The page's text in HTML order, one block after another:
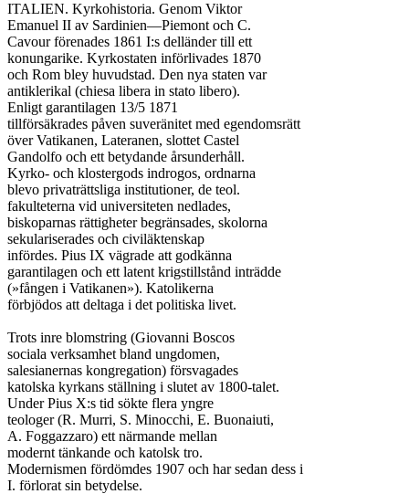
ITALIEN. Kyrkohistoria. Genom Viktor
Emanuel II av Sardinien—Piemont och C.
Cavour förenades 1861 I:s delländer till ett
konungarike. Kyrkostaten införlivades 1870
och Rom bley huvudstad. Den nya staten var
antiklerikal (chiesa libera in stato libero).
Enligt garantilagen 13/5 1871
tillförsäkrades påven suveränitet med egendomsrätt
över Vatikanen, Lateranen, slottet Castel
Gandolfo och ett betydande årsunderhåll.
Kyrko- och klostergods indrogos, ordnarna
blevo privaträttsliga institutioner, de teol.
fakulteterna vid universiteten nedlades,
biskoparnas rättigheter begränsades, skolorna
sekulariserades och civiläktenskap
infördes. Pius IX vägrade att godkänna
garantilagen och ett latent krigstillstånd inträdde
(»fången i Vatikanen»). Katolikerna
förbjödos att deltaga i det politiska livet.
Trots inre blomstring (Giovanni Boscos
sociala verksamhet bland ungdomen,
salesianernas kongregation) försvagades
katolska kyrkans ställning i slutet av 1800-talet.
Under Pius X:s tid sökte flera yngre
teologer (R. Murri, S. Minocchi, E. Buonaiuti,
A. Foggazzaro) ett närmande mellan
modernt tänkande och katolsk tro.
Modernismen fördömdes 1907 och har sedan dess i
I. förlorat sin betydelse.